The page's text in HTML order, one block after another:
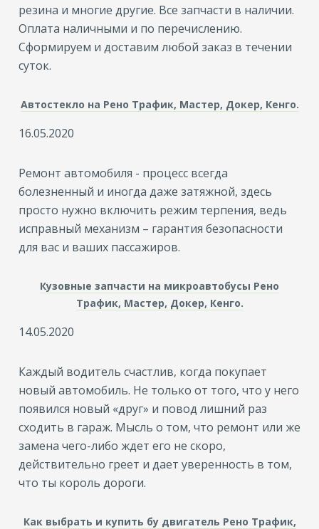
резина и многие другие. Все запчасти в наличии.
Оплата наличными и по перечислению.
Сформируем и доставим любой заказ в течении
суток.
Автостекло на Рено Трафик, Мастер, Докер, Кенго.
16.05.2020
Ремонт автомобиля - процесс всегда
болезненный и иногда даже затяжной, здесь
просто нужно включить режим терпения, ведь
исправный механизм – гарантия безопасности
для вас и ваших пассажиров.
Кузовные запчасти на микроавтобусы Рено
Трафик, Мастер, Докер, Кенго.
14.05.2020
Каждый водитель счастлив, когда покупает
новый автомобиль. Не только от того, что у него
появился новый «друг» и повод лишний раз
сходить в гараж. Мысль о том, что ремонт или же
замена чего-либо ждет его не скоро,
действительно греет и дает уверенность в том,
что ты король дороги.
Как выбрать и купить бу двигатель Рено Трафик,